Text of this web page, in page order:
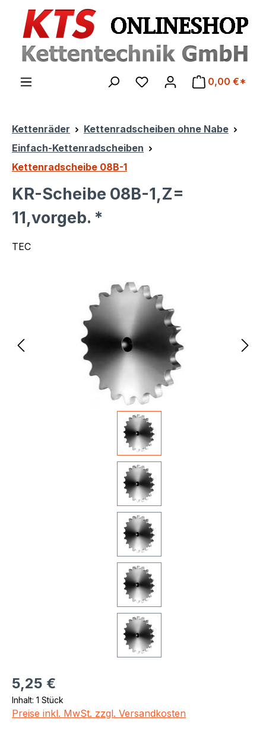
Zum Hauptinhalt springen
0,00 €*
Kettenräder
Kettenradscheiben ohne Nabe
Einfach-Kettenradscheiben
Kettenradscheibe 08B-1
KR-Scheibe 08B-1,Z=
11,vorgeb. *
TEC
Bildergalerie überspringen
Regulärer Preis:
5,25 €
Inhalt: 1 Stück
Preise inkl. MwSt. zzgl. Versandkosten